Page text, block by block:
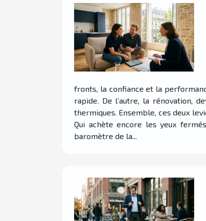
fronts, la confiance et la
rapide. De l’autre, la rénovation,
thermiques. Ensemble, ces deux
Qui achète encore les yeux
baromètre de la...